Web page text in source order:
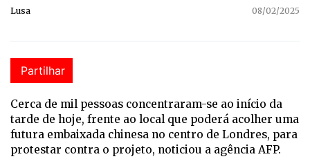
Lusa 08/02/2025
Partilhar
Cerca de mil pessoas concentraram-se ao início da
tarde de hoje, frente ao local que poderá acolher uma
futura embaixada chinesa no centro de Londres, para
protestar contra o projeto, noticiou a agência AFP.